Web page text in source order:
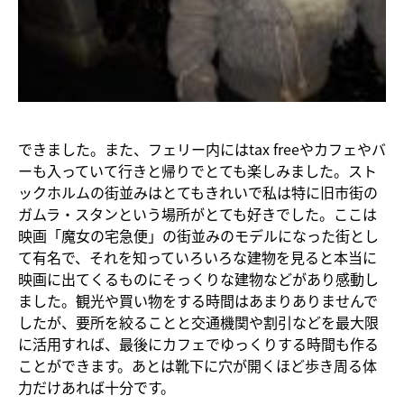
できました。また、フェリー内にはtax freeやカフェやバ
ーも入っていて行きと帰りでとても楽しみました。スト
ックホルムの街並みはとてもきれいで私は特に旧市街の
ガムラ・スタンという場所がとても好きでした。ここは
映画「魔女の宅急便」の街並みのモデルになった街とし
て有名で、それを知っていろいろな建物を見ると本当に
映画に出てくるものにそっくりな建物などがあり感動し
ました。観光や買い物をする時間はあまりありませんで
したが、要所を絞ることと交通機関や割引などを最大限
に活用すれば、最後にカフェでゆっくりする時間も作る
ことができます。あとは靴下に穴が開くほど歩き周る体
力だけあれば十分です。